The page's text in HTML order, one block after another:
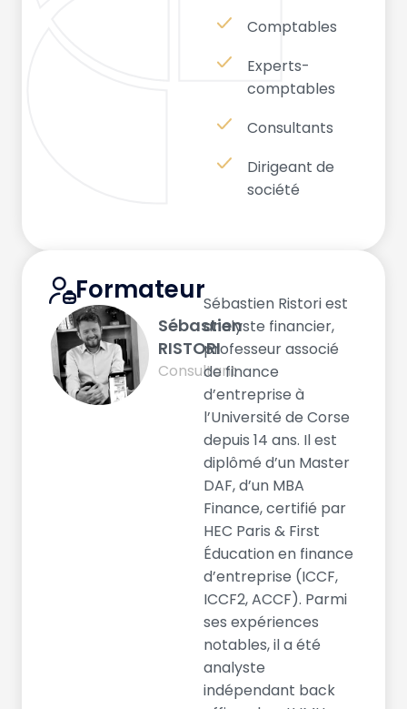
Comptables
Experts-
comptables
Consultants
Dirigeant de
société
Formateur
Sébastien
RISTORI
Consultant
Sébastien Ristori est
analyste financier,
professeur associé
de finance
d’entreprise à
l’Université de Corse
depuis 14 ans. Il est
diplômé d’un Master
DAF, d’un MBA
Finance, certifié par
HEC Paris & First
Éducation en finance
d’entreprise (ICCF,
ICCF2, ACCF). Parmi
ses expériences
notables, il a été
analyste
indépendant back